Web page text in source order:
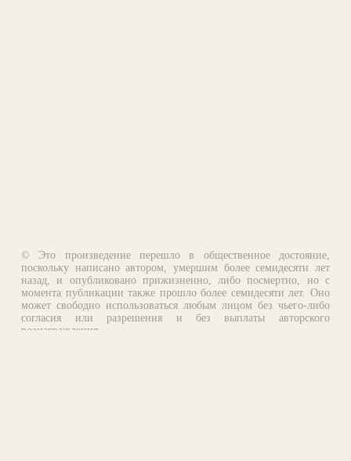
© Это произведение перешло в общественное достояние,
поскольку написано автором, умершим более семидесяти лет
назад, и опубликовано прижизненно, либо посмертно, но с
момента публикации также прошло более семидесяти лет. Оно
может свободно использоваться любым лицом без чьего-либо
согласия или разрешения и без выплаты авторского
вознаграждения.